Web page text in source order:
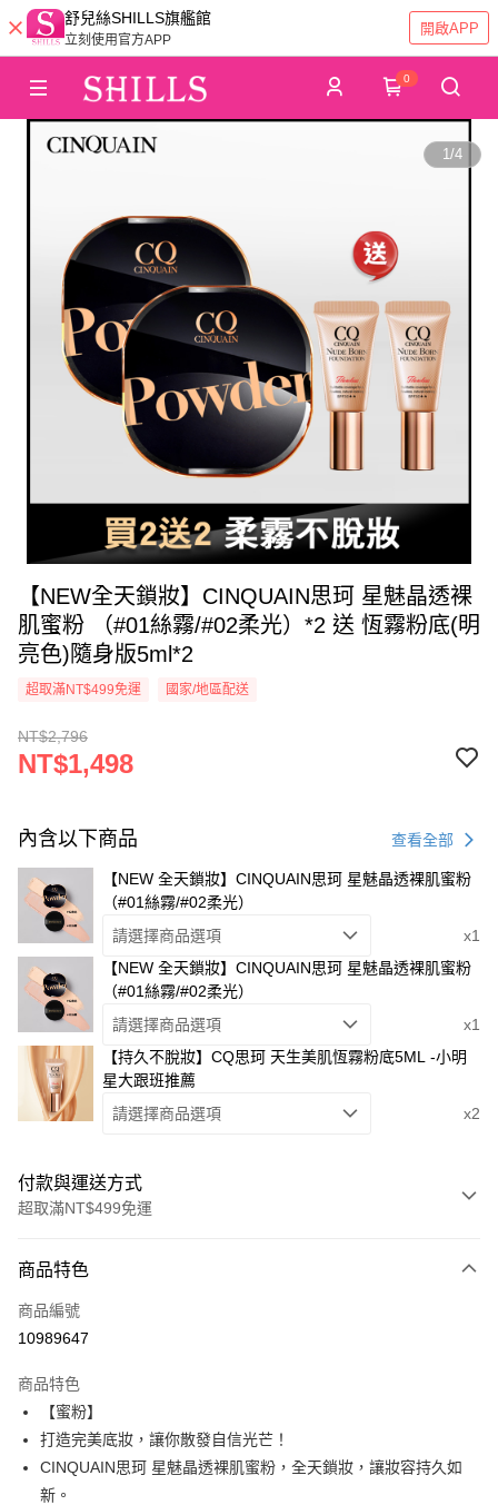
舒兒絲SHILLS旗艦館
立刻使用官方APP
開啟APP
0
1/4
【NEW全天鎖妝】CINQUAIN思珂 星魅晶透裸
肌蜜粉 （#01絲霧/#02柔光）*2 送 恆霧粉底(明
亮色)隨身版5ml*2
超取滿NT$499免運 國家/地區配送
NT$2,796
NT$1,498
內含以下商品 查看全部
【NEW 全天鎖妝】CINQUAIN思珂 星魅晶透裸肌蜜粉
（#01絲霧/#02柔光）
請選擇商品選項
x1
【NEW 全天鎖妝】CINQUAIN思珂 星魅晶透裸肌蜜粉
（#01絲霧/#02柔光）
請選擇商品選項
x1
【持久不脫妝】CQ思珂 天生美肌恆霧粉底5ML -小明
星大跟班推薦
請選擇商品選項
x2
付款與運送方式
超取滿NT$499免運
信用卡一次付款
超商取貨付款
Apple Pay
街口支付
悠遊付
商品特色
商品編號
10989647
商品特色
【蜜粉】
打造完美底妝，讓你散發自信光芒！
CINQUAIN思珂 星魅晶透裸肌蜜粉，全天鎖妝，讓妝容持久如
新。